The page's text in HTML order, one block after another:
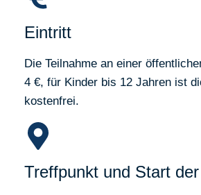
Eintritt
Die Teilnahme an einer
4 €, für Kinder bis 12 Jahren ist
kostenfrei.
Treffpunkt und Start